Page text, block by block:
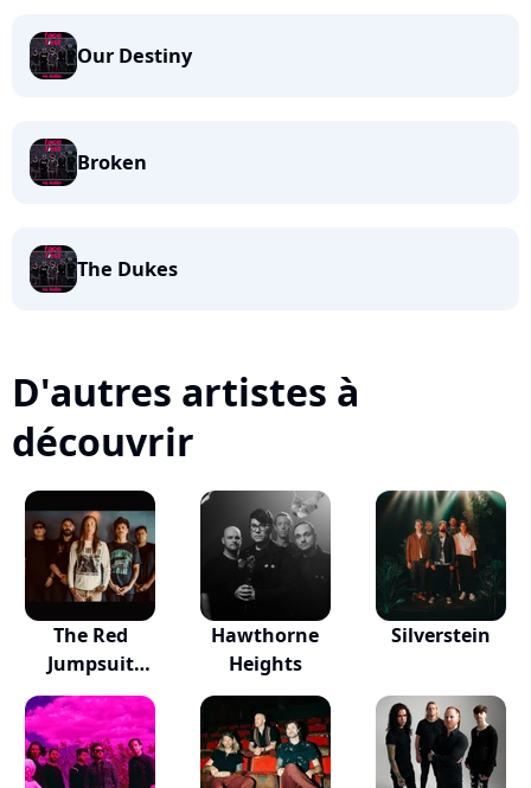
Our Destiny
Broken
The Dukes
D'autres artistes à
découvrir
The Red
Jumpsuit
Apparatus
Hawthorne
Heights
Silverstein